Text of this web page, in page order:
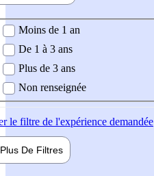
demandée
Moins de 1 an
De 1 à 3 ans
Plus de 3 ans
Non renseignée
le filtre de l'expérience demandée
Plus De Filtres